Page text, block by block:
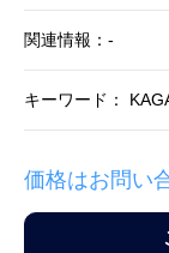
関連情報：-
キーワード：
価格はお問い